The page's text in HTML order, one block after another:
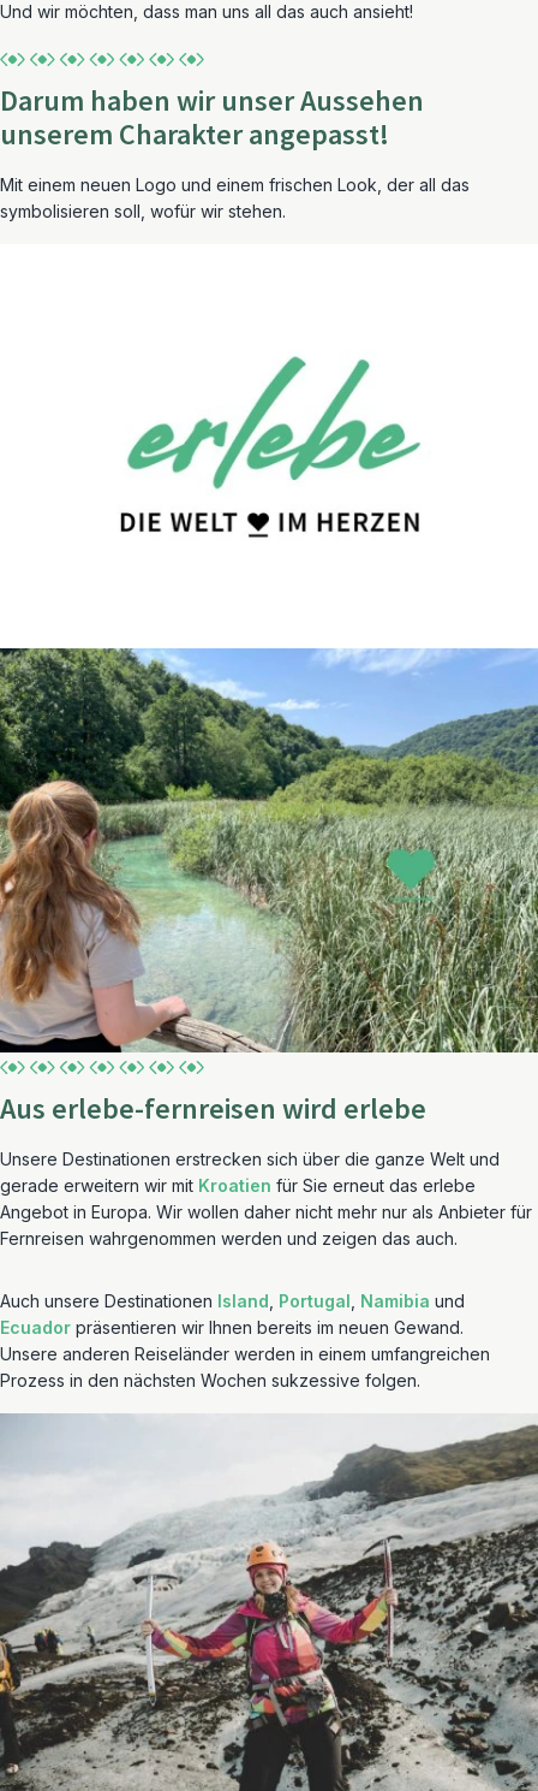
Und wir möchten, dass man uns all das auch ansieht!
Darum haben wir unser Aussehen
unserem Charakter angepasst!
Mit einem neuen Logo und einem frischen Look, der all das
symbolisieren soll, wofür wir stehen.
Aus erlebe-fernreisen wird erlebe
Unsere Destinationen erstrecken sich über die ganze Welt und
gerade erweitern wir mit Kroatien für Sie erneut das erlebe
Angebot in Europa. Wir wollen daher nicht mehr nur als Anbieter für
Fernreisen wahrgenommen werden und zeigen das auch.
Auch unsere Destinationen Island Portugal Namibia und
Ecuador präsentieren wir Ihnen bereits im neuen Gewand.
Unsere anderen Reiseländer werden in einem umfangreichen
Prozess in den nächsten Wochen sukzessive folgen.